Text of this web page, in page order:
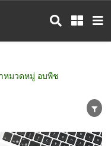
หมวดหมู่ อบพืช